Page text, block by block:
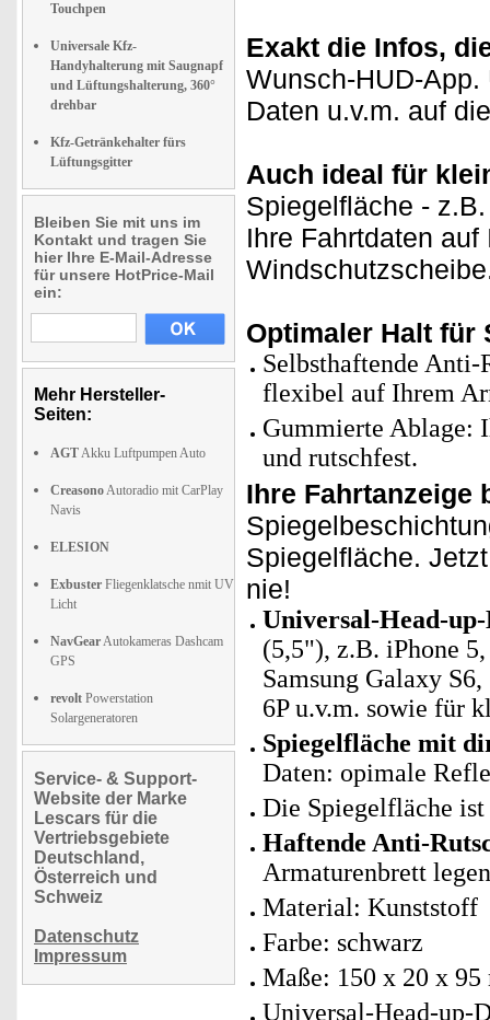
Touchpen
Universale Kfz-
Handyhalterung mit Saugnapf
und Lüftungshalterung, 360°
drehbar
Kfz-Getränkehalter fürs
Lüftungsgitter
Bleiben Sie mit uns im
Kontakt und tragen Sie
hier Ihre E-Mail-Adresse
für unsere HotPrice-Mail
ein:
Mehr Hersteller-
Seiten:
AGTAkku Luftpumpen Auto
CreasonoAutoradio mit CarPlay
Navis
ELESION
Exbuster Fliegenklatsche nmit UV
Licht
NavGearAutokameras Dashcam
GPS
revolt Powerstation
Solargeneratoren
Service- & Support-
Website der Marke
Lescars für die
Vertriebsgebiete
Deutschland,
Österreich und
Schweiz
Datenschutz
Impressum
Exakt die Infos,
Wunsch-HUD-
Daten u.v.m. auf
Auch ideal für
Spiegelfläche -
Ihre Fahrtdaten
Optimaler Halt für
Selbsthaftende
flexibel auf Ihrem
Gummierte Ablage:
und rutschfest.
Ihre Fahrtanzeige
Spiegelfläche.
nie!
Universal-Head-
(5,5"), z.B. iPhone 5,
Samsung Galaxy
6P u.v.m. sowie für
Spiegelfläche mit
Daten: opimale
Die Spiegelfläche
Haftende Anti-
Armaturenbrett legen
Material: Kunststoff
Farbe: schwarz
Maße: 150 x 20 x
Universal-Head-up-